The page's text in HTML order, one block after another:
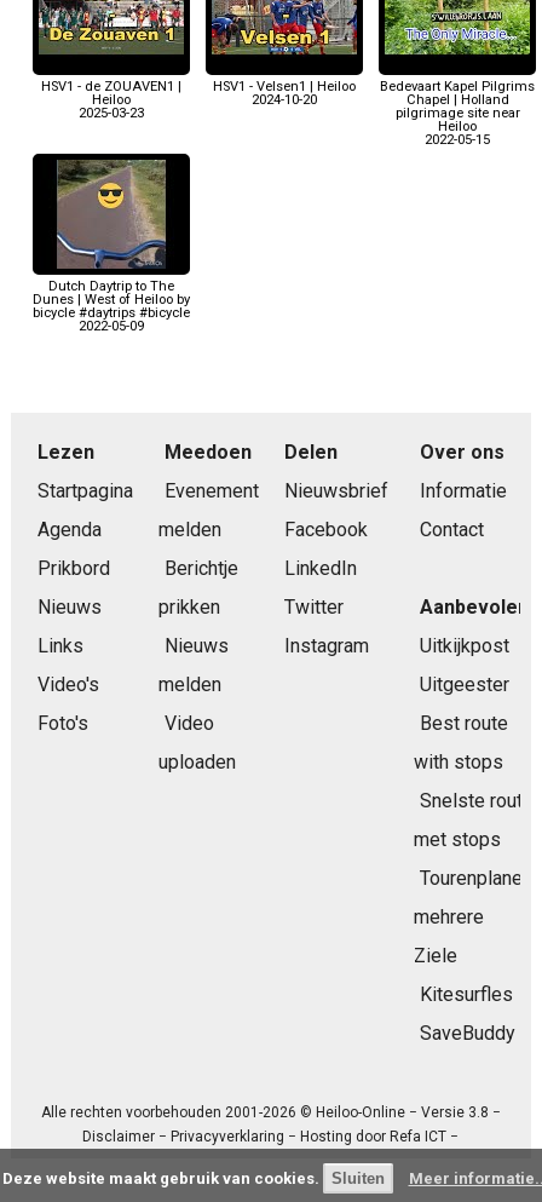
HSV1 - de ZOUAVEN1 |
Heiloo
2025-03-23
HSV1 - Velsen1 | Heiloo
2024-10-20
Bedevaart Kapel Pilgrims
Chapel | Holland
pilgrimage site near
Heiloo
2022-05-15
Dutch Daytrip to The
Dunes | West of Heiloo by
bicycle #daytrips #bicycle
2022-05-09
Lezen
Startpagina
Agenda
Prikbord
Nieuws
Links
Video's
Foto's
Meedoen
Evenement
melden
Berichtje
prikken
Nieuws
melden
Video
uploaden
Delen
Nieuwsbrief
Facebook
LinkedIn
Twitter
Instagram
Over ons
Informatie
Contact
Aanbevolen
Uitkijkpost
Uitgeester
Best route
with stops
Snelste route
met stops
Tourenplaner
mehrere
Ziele
Kitesurfles
SaveBuddy
Alle rechten voorbehouden 2001-2026 © Heiloo-Online − Versie 3.8 −
Disclaimer −Privacyverklaring − Hosting doorRefa ICT −
Deze website maakt gebruik van cookies. Meer